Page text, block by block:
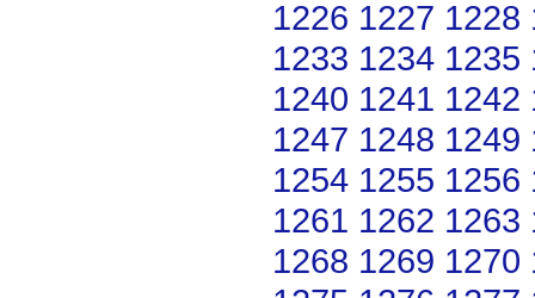
1226 1227 1228
1233 1234 1235
1240 1241 1242
1247 1248 1249
1254 1255 1256
1261 1262 1263
1268 1269 1270